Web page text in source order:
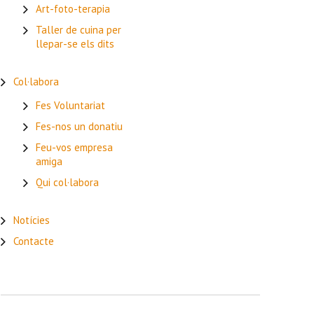
Art-foto-terapia
Taller de cuina per
llepar-se els dits
Col·labora
Fes Voluntariat
Fes-nos un donatiu
Feu-vos empresa
amiga
Qui col·labora
Notícies
Contacte